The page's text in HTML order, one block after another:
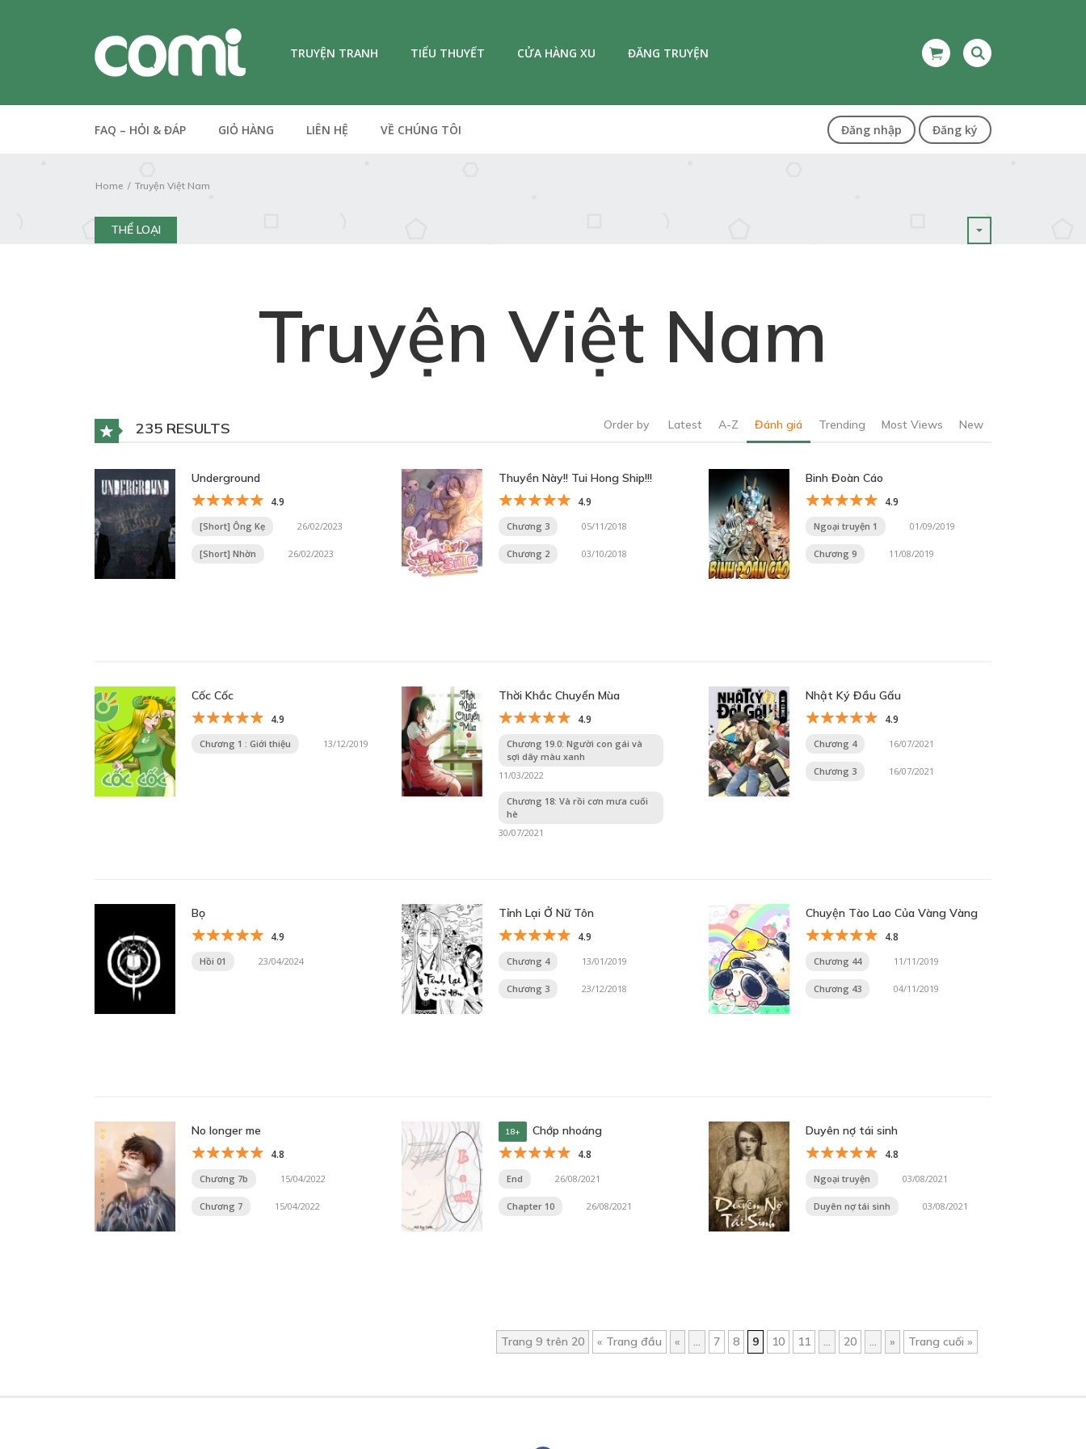
TRUYỆN TRANH TIỂU THUYẾT CỬA HÀNG XU ĐĂNG TRUYỆN
FAQ – HỎI & ĐÁP GIỎ HÀNG LIÊN HỆ VỀ CHÚNG TÔI Đăng nhập Đăng ký
Home Truyện Việt Nam
THỂ LOẠI
Truyện Việt Nam
235 RESULTS Order by Latest A-Z Đánh giá Trending Most Views New
Underground
4.9
[Short] Ông Kẹ 26/02/2023
[Short] Nhờn 26/02/2023
Thuyền Này!! Tui Hong Ship!!!
4.9
Chương 3 05/11/2018
Chương 2 03/10/2018
Binh Đoàn Cáo
4.9
Ngoại truyện 1 01/09/2019
Chương 9 11/08/2019
Cốc Cốc
4.9
Chương 1 : Giới thiệu 13/12/2019
Thời Khắc Chuyển Mùa
4.9
Chương 19.0: Người con gái và
sợi dây màu xanh
11/03/2022
Chương 18: Và rồi cơn mưa cuối
hè
30/07/2021
Nhật Ký Đầu Gấu
4.9
Chương 4 16/07/2021
Chương 3 16/07/2021
Bọ
4.9
Hồi 01 23/04/2024
Tỉnh Lại Ở Nữ Tôn
4.9
Chương 4 13/01/2019
Chương 3 23/12/2018
Chuyện Tào Lao Của Vàng Vàng
4.8
Chương 44 11/11/2019
Chương 43 04/11/2019
No longer me
4.8
Chương 7b 15/04/2022
Chương 7 15/04/2022
18+ Chớp nhoáng
4.8
End 26/08/2021
Chapter 10 26/08/2021
Duyên nợ tái sinh
4.8
Ngoại truyện 03/08/2021
Duyên nợ tái sinh 03/08/2021
Trang 9 trên 20 « Trang đầu « 7 8 9 10 11 20 » Trang cuối »